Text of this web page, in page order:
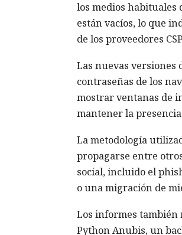
los medios habituales
están vacíos, lo que
de los proveedores
Las nuevas versiones
contraseñas de los
mostrar ventanas de
mantener la
La metodología
propagarse entre
social, incluido el
o una migración de
Los informes también
Python Anubis, un